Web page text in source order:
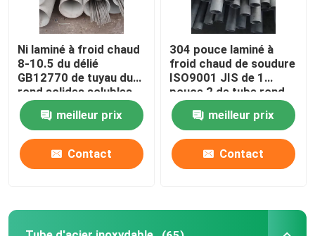
Ni laminé à froid chaud
8-10.5 du délié
GB12770 de tuyau du
rond solides solubles
304 de H8 H9
meilleur prix
Contact
304 pouce laminé à
froid chaud de soudure
ISO9001 JIS de 1
pouce 2 de tube rond
inoxydable
meilleur prix
Contact